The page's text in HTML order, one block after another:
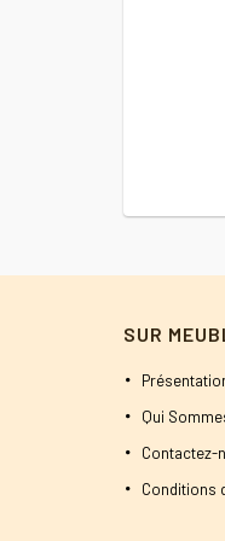
SUR
Qui
Contactez-
Conditions